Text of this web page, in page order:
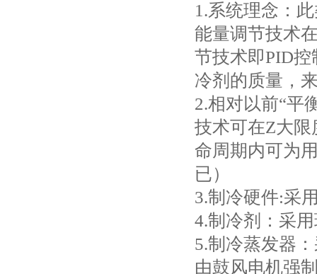
1.系统理念：
能量调节技术
节技术即PID
冷剂的质量，
2.相对以前“平
技术可在Z大
命周期内可为
已）
3.制冷硬件:采
4.制冷剂：采
5.制冷蒸发器
由鼓风电机强